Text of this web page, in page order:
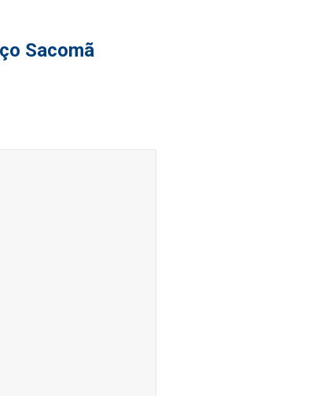
Sacomã